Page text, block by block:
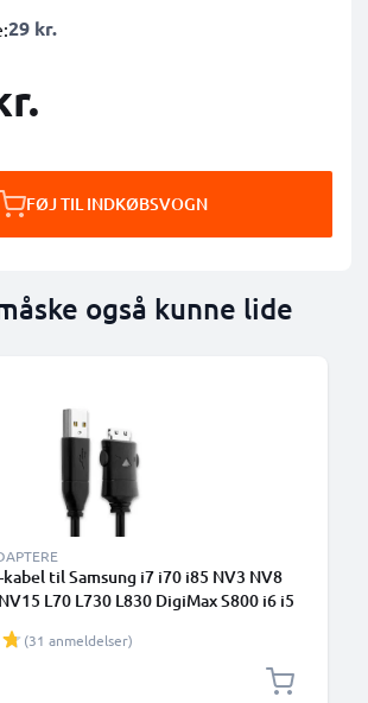
29 kr.
FØJ TIL INDKØBSVOGN
også kunne lide
kabel til Samsung i7 i70 i85 NV3 NV8
L70 L730 L830 DigiMax S800 i6 i5
PVC - Sort
(31 anmeldelser)